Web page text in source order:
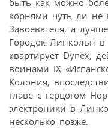
корнями чуть ли не
Завоевателя, а
Городок Линкольн
квартирует Dynex,
воинами IX
Колония,
главе с герцогом
электроники в
несколько позже.